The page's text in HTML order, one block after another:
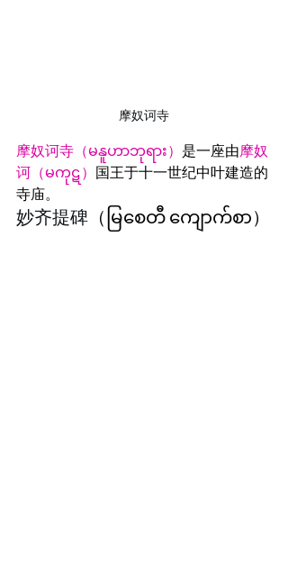
摩奴诃寺
摩奴诃寺（မနူဟာဘုရား） 是一座由摩奴
诃（မကုဋ）
国王于十一世纪中叶建造的
寺庙。
妙齐提碑 （မြစေတီ ကျောက်စာ）